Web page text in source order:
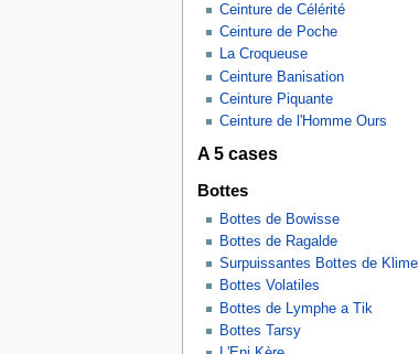
Ceinture de Célérité
Ceinture de Poche
La Croqueuse
Ceinture Banisation
Ceinture Piquante
Ceinture de l'Homme Ours
A 5 cases
Bottes
Bottes de Bowisse
Bottes de Ragalde
Surpuissantes Bottes de Klime
Bottes Volatiles
Bottes de Lymphe a Tik
Bottes Tarsy